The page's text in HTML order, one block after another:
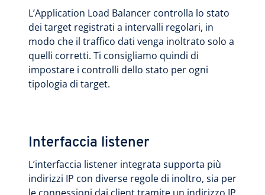
L’Application Load Balancer controlla lo stato
dei target registrati a intervalli regolari, in
modo che il traffico dati venga inoltrato solo a
quelli corretti. Ti consigliamo quindi di
impostare i controlli dello stato per ogni
tipologia di target.
Interfaccia listener
L’interfaccia listener integrata supporta più
indirizzi IP con diverse regole di inoltro, sia per